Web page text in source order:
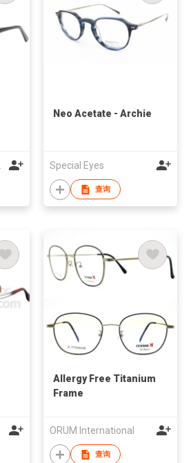
Neo Acetate - Archie
Special Eyes
查询
Allergy Free Titanium
Frame
ORUM International
查询